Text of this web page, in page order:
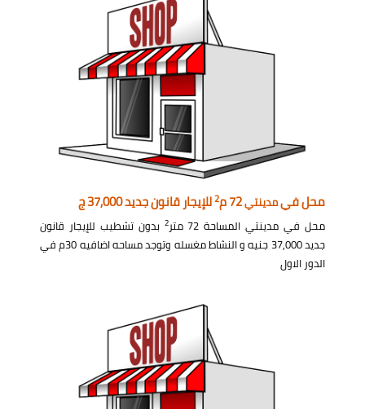
محل فيمدينتي 2للإيجار قانون جديد 37,000 ج
محل في مدينتي المساحة 72 متر 2 بدون تشطيب للإيجار قانون
جديد 37,000 جنيه و النشاط مغسله وتوجد مساحه اضافيه 30م في
الدور الاول